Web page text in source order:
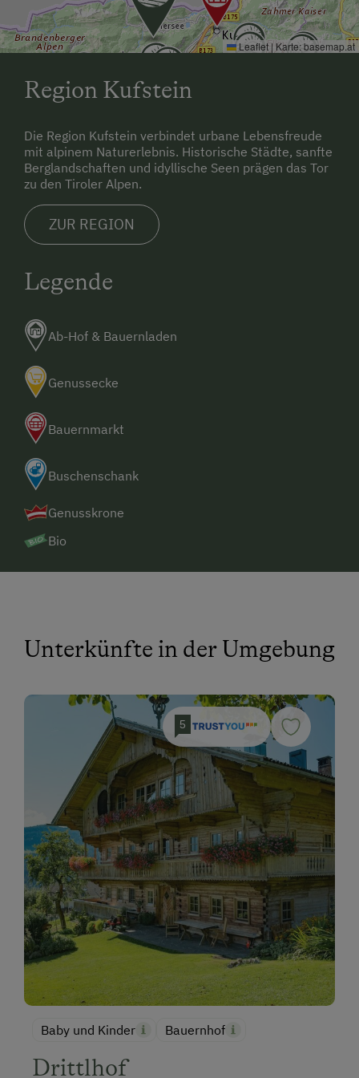
Zufahrtsweg ist, auch wenn das Navi gerne etwas
anderes sagt. Es handlet sich bei den anderen Wegen
um Privatwege welche nicht befahren werden dürfen.
Leaflet | Karte:basemap.at
Region Kufstein
Die Region Kufstein verbindet urbane Lebensfreude
mit alpinem Naturerlebnis. Historische Städte, sanfte
Berglandschaften und idyllische Seen prägen das Tor
zu den Tiroler Alpen.
ZUR REGION
Legende
Ab-Hof & Bauernladen
Genussecke
Bauernmarkt
Buschenschank
Genusskrone
Bio
Unterkünfte in der Umgebung
5
Baby und Kinder Bauernhof
Drittlhof